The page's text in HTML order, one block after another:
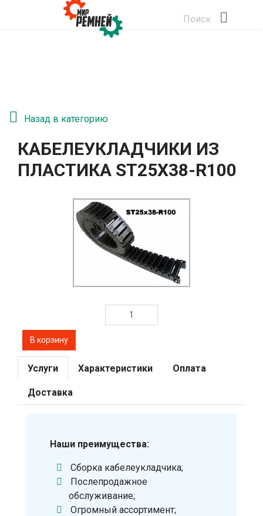
Поиск
Назад в категорию
КАБЕЛЕУКЛАДЧИКИ ИЗ
ПЛАСТИКА ST25Х38-R100
Услуги Характеристики Оплата
Доставка
Наши преимущества:
Сборка кабелеукладчика;
Послепродажное
обслуживание;
Огромный ассортимент;